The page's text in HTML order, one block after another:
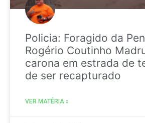
Policia: Foragido da
Rogério Coutinho
carona em estrada de
de ser recapturado
VER MATÉRIA »